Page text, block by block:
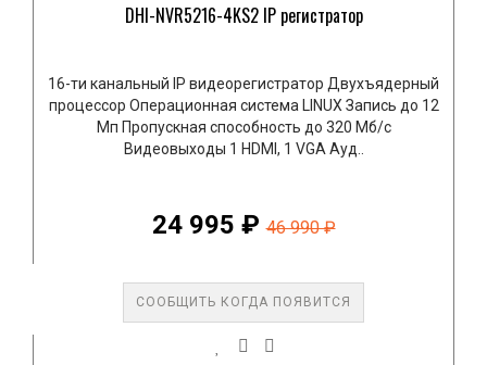
DHI-NVR5216-4KS2 IP регистратор
16-ти канальный IP видеорегистратор Двухъядерный
процессор Операционная система LINUX Запись до 12
Мп Пропускная способность до 320 Mб/с
Видеовыходы 1 HDMI, 1 VGA Ауд..
24 995 ₽ 46 990 ₽
СООБЩИТЬ КОГДА ПОЯВИТСЯ